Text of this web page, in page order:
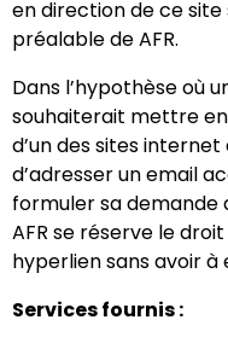
en direction de ce site
préalable de AFR.
Dans l’hypothèse où
souhaiterait mettre
d’un des sites
d’adresser un email
formuler sa demande
AFR se réserve le
hyperlien sans avoir à
Services fournis :